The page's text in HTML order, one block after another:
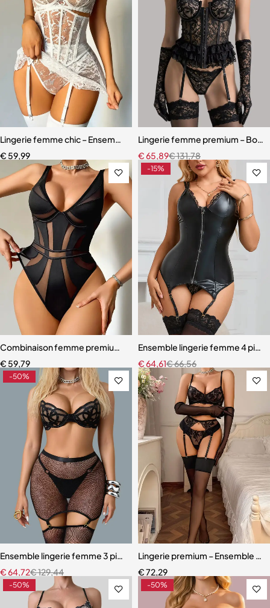
Lingerie femme chic – Ensemble cinq pièces avec soutien-gorge à
€ 59,99
Lingerie femme premium –
€131,78
€65,89
Combinaison femme premium – Design moderne avec effet galbant
€ 59,79
-15%
Ensemble lingerie femme 4
€66,56
€64,61
-50%
Ensemble lingerie femme 3 pièces – Résille noire brodée avec
€129,44
€64,72
Lingerie premium – Ensemble
€72,29
-50% -50%